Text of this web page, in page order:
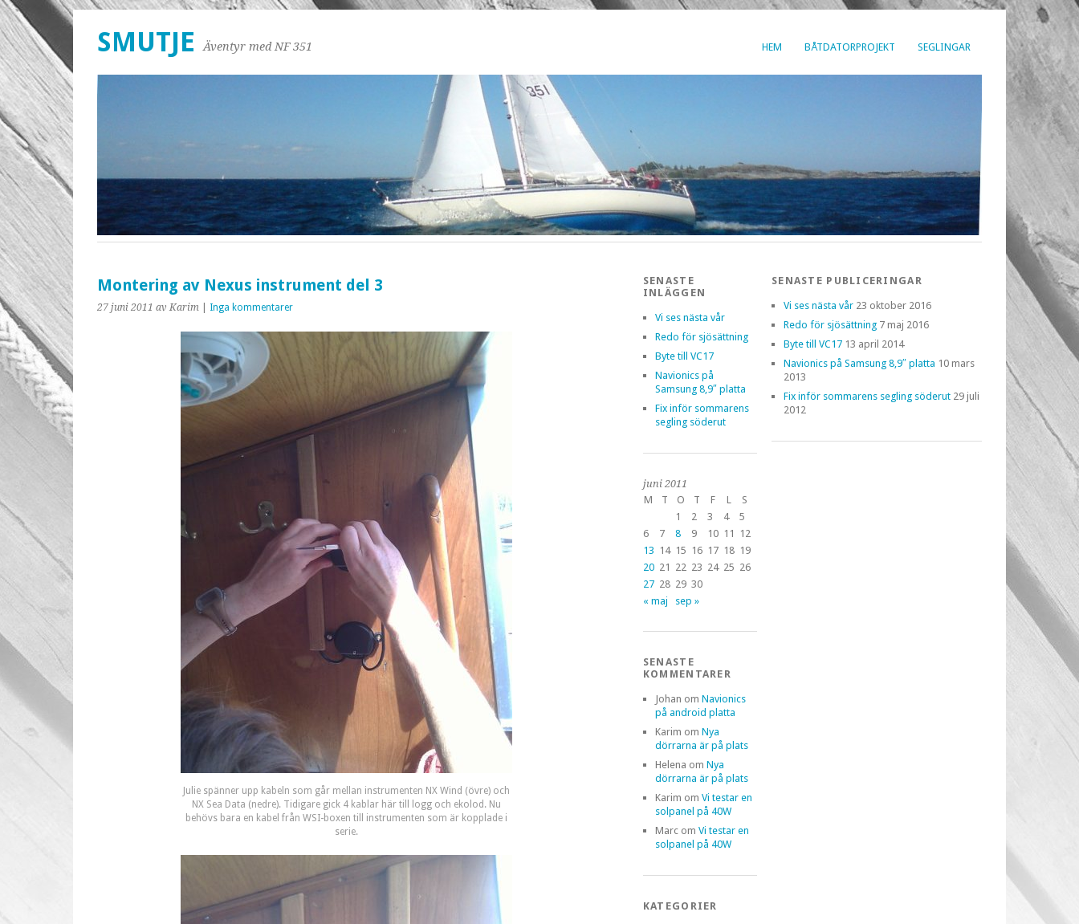
HEM BÅTDATORPROJEKT SEGLINGAR
SMUTJE Äventyr med NF 351
Montering av Nexus instrument del 3
27 juni 2011 av Karim Inga kommentarer
Julie spänner upp kabeln som går mellan instrumenten NX Wind (övre) och
NX Sea Data (nedre). Tidigare gick 4 kablar här till logg och ekolod. Nu
behövs bara en kabel från WSI-boxen till instrumenten som är kopplade i
serie.
SENASTE
INLÄGGEN
Vi ses nästa vår
Redo för sjösättning
Byte till VC17
Navionics på
Samsung 8,9″ platta
Fix inför sommarens
segling söderut
juni 2011
M
T O T F L
S
1
2 3 4
5
6
7 8 9 10 11
12
13 14 15 16 17 18 19
20 21 22 23 24 25 26
27 28 29 30
« maj
sep »
SENASTE
KOMMENTARER
Johan om Navionics
på android platta
Karim om Nya
dörrarna är på plats
Helena om Nya
dörrarna är på plats
Karim om Vi testar en
solpanel på 40W
Marcom Vi testar en
solpanel på 40W
KATEGORIER
SENASTE PUBLICERINGAR
Vi ses nästa vår 23 oktober 2016
Redo för sjösättning 7 maj 2016
Byte till VC17 13 april 2014
Navionics på Samsung 8,9″ platta 10 mars
2013
Fix inför sommarens segling söderut 29 juli
2012